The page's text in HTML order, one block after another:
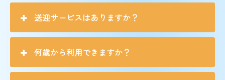
送迎サービスはありますか？
何歳から利用できますか？